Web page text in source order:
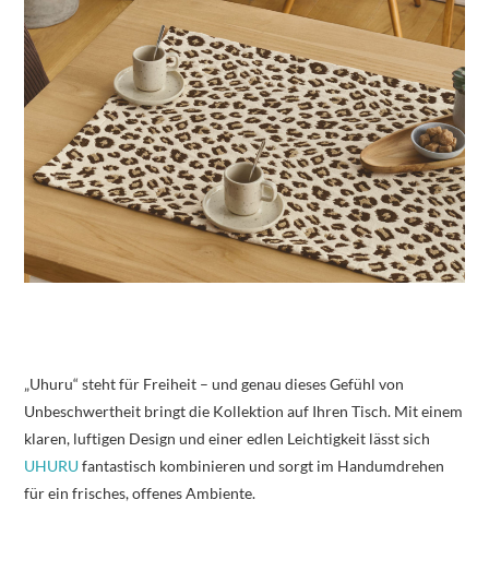
„Uhuru“ steht für Freiheit – und genau dieses Gefühl von
Unbeschwertheit bringt die Kollektion auf Ihren Tisch. Mit einem
klaren, luftigen Design und einer edlen Leichtigkeit lässt sich
UHURUfantastisch kombinieren und sorgt im Handumdrehen
für ein frisches, offenes Ambiente.